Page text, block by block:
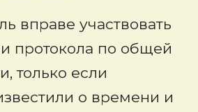
вправе участвовать
протокола по общей
только если
о времени и